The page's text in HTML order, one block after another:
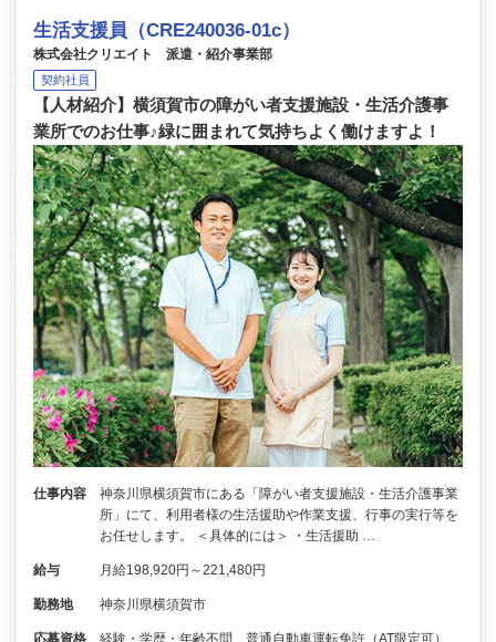
生活支援員（CRE240036-01c）
株式会社クリエイト 派遣・紹介事業部
契約社員
【人材紹介】横須賀市の障がい者支援施設・生活介護事
業所でのお仕事♪緑に囲まれて気持ちよく働けますよ！
仕事内容
神奈川県横須賀市にある「障がい者支援施設・生活介護事業
所」にて、利用者様の生活援助や作業支援、行事の実行等を
お任せします。 ＜具体的には＞ ・生活援助 …
給与 月給198,920円～221,480円
勤務地 神奈川県横須賀市